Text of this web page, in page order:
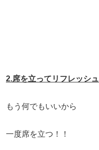
2.席を立ってリフレッシュ
もう何でもいいから
一度席を立つ！！